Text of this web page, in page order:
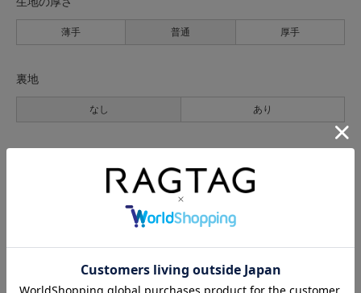
薄手 普通 厚手
裏地
なし あり
なし